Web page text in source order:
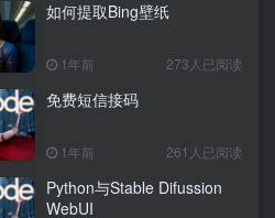
如何提取Bing壁纸
1年前 273人已阅读
免费短信接码
1年前 261人已阅读
Python与Stable Difussion
WebUI